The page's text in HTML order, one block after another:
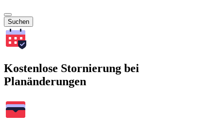
Suchen
Kostenlose Stornierung bei
Planänderungen